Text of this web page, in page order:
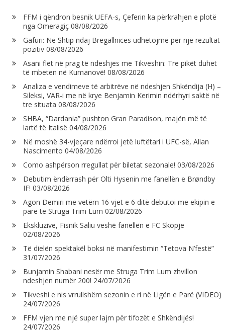
FFM i qëndron besnik UEFA-s, Çeferin ka përkrahjen e plotë
nga Omeragiç 08/08/2026
Gafuri: Në Shtip ndaj Bregallnicës udhëtojmë për një rezultat
pozitiv 08/08/2026
Asani flet në prag të ndeshjes me Tikveshin: Tre pikët duhet
të mbeten në Kumanovë! 08/08/2026
Analiza e vendimeve të arbitrëve në ndeshjen Shkëndija (H) –
Sileksi, VAR-i me në krye Benjamin Kerimin ndërhyri saktë në
tre situata 08/08/2026
SHBA, “Dardania” pushton Gran Paradison, majën më të
lartë të Italisë 04/08/2026
Në moshë 34-vjeçare ndërroi jetë luftëtari i UFC-së, Allan
Nascimento 04/08/2026
Como ashpërson rregullat për biletat sezonale! 03/08/2026
Debutim ëndërrash për Olti Hysenin me fanellën e Brøndby
IF! 03/08/2026
Agon Demiri me vetëm 16 vjet e 6 ditë debutoi me ekipin e
parë të Struga Trim Lum 02/08/2026
Ekskluzive, Fisnik Saliu veshë fanellën e FC Skopje
02/08/2026
Të dielën spektakël boksi në manifestimin “Tetova N’festë”
31/07/2026
Bunjamin Shabani nesër me Struga Trim Lum zhvillon
ndeshjen numër 200! 24/07/2026
Tikveshi e nis vrrullshëm sezonin e ri në Ligën e Parë (VIDEO)
24/07/2026
FFM vjen me një super lajm për tifozët e Shkëndijës!
24/07/2026